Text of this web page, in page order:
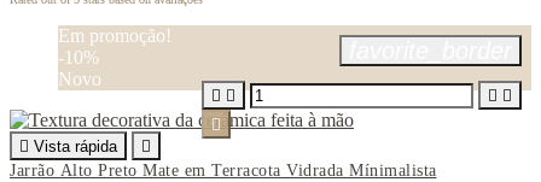
Em promoção!
-10%
Novo
 Vista rápida

Jarrão Alto Preto Mate em Terracota Vidrada Mínimalista
   
